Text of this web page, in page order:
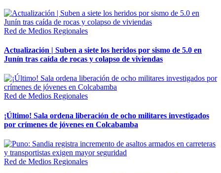
Red de Medios Regionales
Actualización | Suben a siete los heridos por sismo de 5.0 en
Junín tras caída de rocas y colapso de viviendas
Red de Medios Regionales
¡Último! Sala ordena liberación de ocho militares investigados
por crímenes de jóvenes en Colcabamba
Red de Medios Regionales